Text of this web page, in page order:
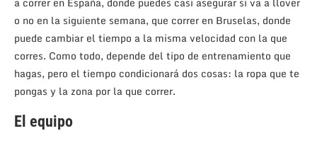
o no en la siguiente semana, que correr en Bruselas, donde
puede cambiar el tiempo a la misma velocidad con la que
corres. Como todo, depende del tipo de entrenamiento que
hagas, pero el tiempo condicionará dos cosas: la ropa que te
pongas y la zona por la que correr.
El equipo